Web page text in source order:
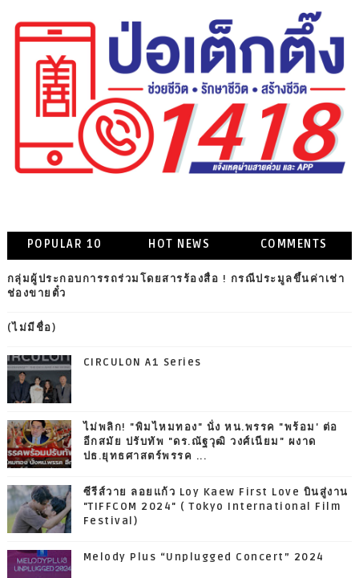
POPULAR 10 HOT NEWS COMMENTS
กลุ่มผู้ประกอบการรถร่วมโดยสารร้องสื่อ ! กรณีประมูลขึ้นค่าเช่า
ช่องขายตั๋ว
(ไม่มีชื่อ)
CIRCULON A1 Series
ไม่พลิก! "พิมไหมทอง" นั่ง หน.พรรค "พร้อม' ต่อ
อีกสมัย ปรับทัพ "ดร.ณัฐวุฒิ วงศ์เนียม" ผงาด
ปธ.ยุทธศาสตร์พรรค ...
ซีรีส์วาย ลอยแก้ว Loy Kaew First Love บินสู่งาน
"TIFFCOM 2024" ( Tokyo International Film
Festival)
Melody Plus “Unplugged Concert” 2024